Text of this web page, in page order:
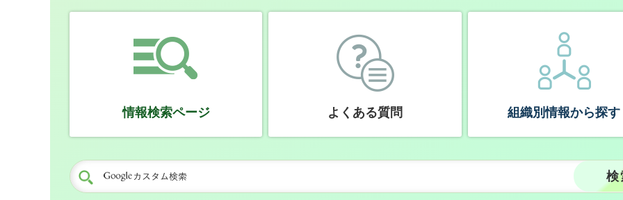
情報検索ページ よくある質問 組織別情報から探す